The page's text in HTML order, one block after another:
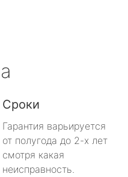
Сроки
Гарантия варьируется
от полугода до 2-х лет
смотря какая
неисправность.